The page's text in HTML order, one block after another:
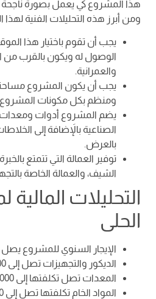
هذا المشروع كي يعمل بصورة ناجحة
ومن أبرز هذه التحليلات الفنية لهذا
يجب أن تقوم باختيار هذا
الوصول له ويكون بالقرب من
والعمرانية.
ومنظم بكل مكونات
يضم المشروع أدوات ومعدات
الصناعية بالإَضافة إلى
بالعرض.
توفير العمالة التي تتمتع
الشيف، والعمالة الخاصة
التحليلات
الحلى
الإيجار السنوي للمشروع يصل إلى 80,000
الديكور والتجهيزات تصل إلى 60,000 درهم.
المعدات تصل تكلفتها إلى 50,000 درهم.
المواد الخام تكلفتها تصل إلى 15,000 درهم شهريًا.